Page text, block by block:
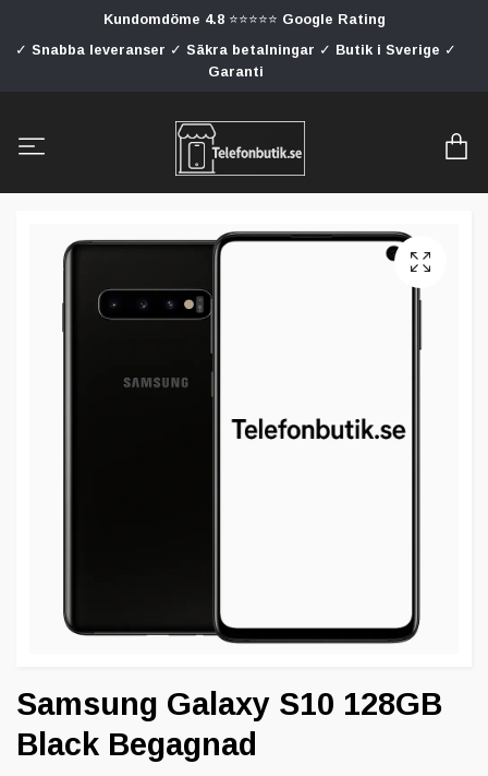
Kundomdöme 4.8 ⭐⭐⭐⭐⭐ Google Rating
✓ Snabba leveranser ✓ Säkra betalningar ✓ Butik i Sverige ✓
Garanti
Samsung Galaxy S10 128GB
Black Begagnad